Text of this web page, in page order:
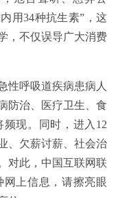
用34种抗生素”，这
，不仅误导广大消费
性呼吸道疾病患病人
防治、医疗卫生、食
现。同时，进入12
、欠薪讨薪、社会治
对此，中国互联网联
上信息，请擦亮眼